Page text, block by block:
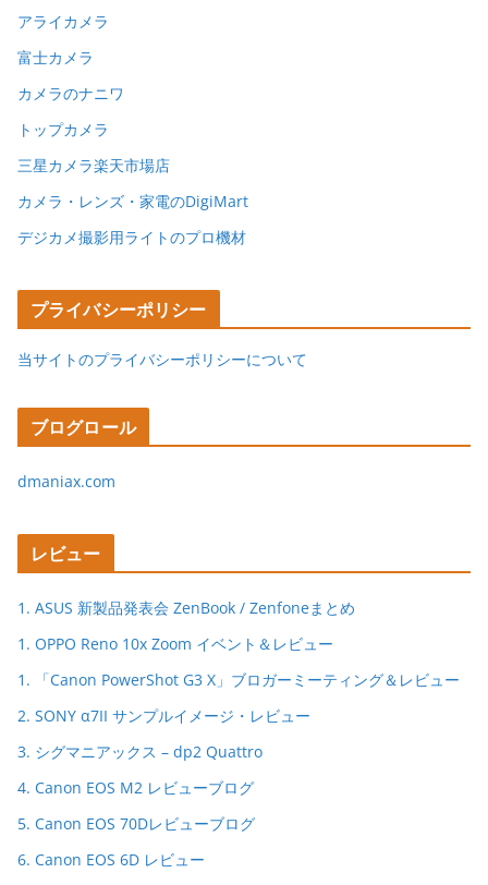
アライカメラ
富士カメラ
カメラのナニワ
トップカメラ
三星カメラ楽天市場店
カメラ・レンズ・家電のDigiMart
デジカメ撮影用ライトのプロ機材
プライバシーポリシー
当サイトのプライバシーポリシーについて
ブログロール
dmaniax.com
レビュー
1. ASUS 新製品発表会 ZenBook / Zenfoneまとめ
1. OPPO Reno 10x Zoom イベント＆レビュー
1. 「Canon PowerShot G3 X」ブロガーミーティング＆レビュー
2. SONY α7II サンプルイメージ・レビュー
3. シグマニアックス – dp2 Quattro
4. Canon EOS M2 レビューブログ
5. Canon EOS 70Dレビューブログ
6. Canon EOS 6D レビュー